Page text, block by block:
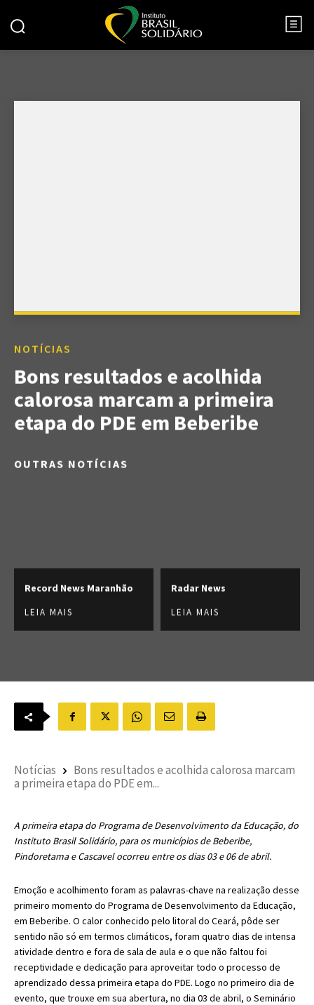
NOTÍCIAS
Bons resultados e acolhida
calorosa marcam a primeira
etapa do PDE em Beberibe
OUTRAS NOTÍCIAS
Record News Maranhão
LEIA MAIS
Radar News
LEIA MAIS
Notícias
Bons resultados e acolhida calorosa marcam
a primeira etapa do PDE em...
A primeira etapa do Programa de Desenvolvimento da Educação, do
Instituto Brasil Solidário, para os municípios de Beberibe,
Pindoretama e Cascavel ocorreu entre os dias 03 e 06 de abril.
Emoção e acolhimento foram as palavras-chave na realização desse
primeiro momento do Programa de Desenvolvimento da Educação,
em Beberibe. O calor conhecido pelo litoral do Ceará, pôde ser
sentido não só em termos climáticos, foram quatro dias de intensa
atividade dentro e fora de sala de aula e o que não faltou foi
receptividade e dedicação para aproveitar todo o processo de
aprendizado dessa primeira etapa do PDE. Logo no primeiro dia de
evento, que trouxe em sua abertura, no dia 03 de abril, o Seminário